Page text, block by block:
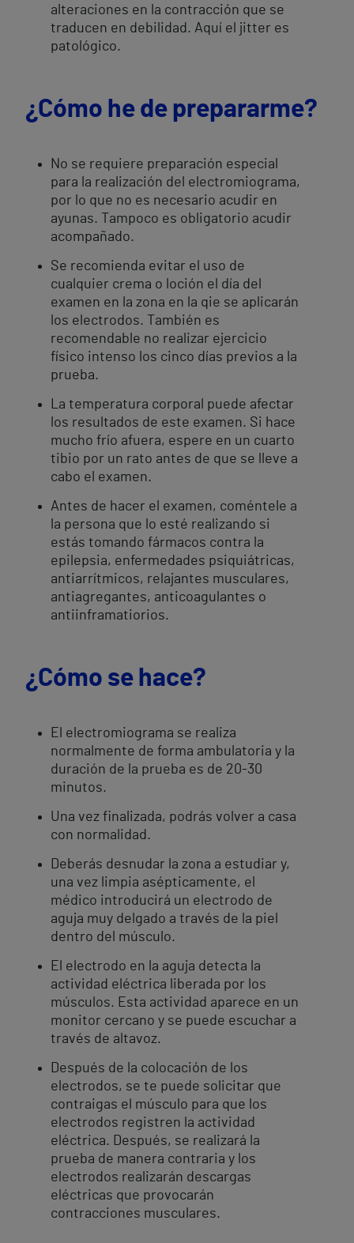
alteraciones en la contracción que se
traducen en debilidad. Aquí el jitter es
patológico.
¿Cómo he de prepararme?
No se requiere preparación especial
para la realización del electromiograma,
por lo que no es necesario acudir en
ayunas. Tampoco es obligatorio acudir
acompañado.
Se recomienda evitar el uso de
cualquier crema o loción el día del
examen en la zona en la qie se aplicarán
los electrodos. También es
recomendable no realizar ejercicio
físico intenso los cinco días previos a la
prueba.
La temperatura corporal puede afectar
los resultados de este examen. Si hace
mucho frío afuera, espere en un cuarto
tibio por un rato antes de que se lleve a
cabo el examen.
Antes de hacer el examen, coméntele a
la persona que lo esté realizando si
estás tomando fármacos contra la
epilepsia, enfermedades psiquiátricas,
antiarrítmicos, relajantes musculares,
antiagregantes, anticoagulantes o
antiinframatiorios.
¿Cómo se hace?
El electromiograma se realiza
normalmente de forma ambulatoria y la
duración de la prueba es de 20-30
minutos.
Una vez finalizada, podrás volver a casa
con normalidad.
Deberás desnudar la zona a estudiar y,
una vez limpia asépticamente, el
médico introducirá un electrodo de
aguja muy delgado a través de la piel
dentro del músculo.
El electrodo en la aguja detecta la
actividad eléctrica liberada por los
músculos. Esta actividad aparece en un
monitor cercano y se puede escuchar a
través de altavoz.
Después de la colocación de los
electrodos, se te puede solicitar que
contraigas el músculo para que los
electrodos registren la actividad
eléctrica. Después, se realizará la
prueba de manera contraria y los
electrodos realizarán descargas
eléctricas que provocarán
contracciones musculares.